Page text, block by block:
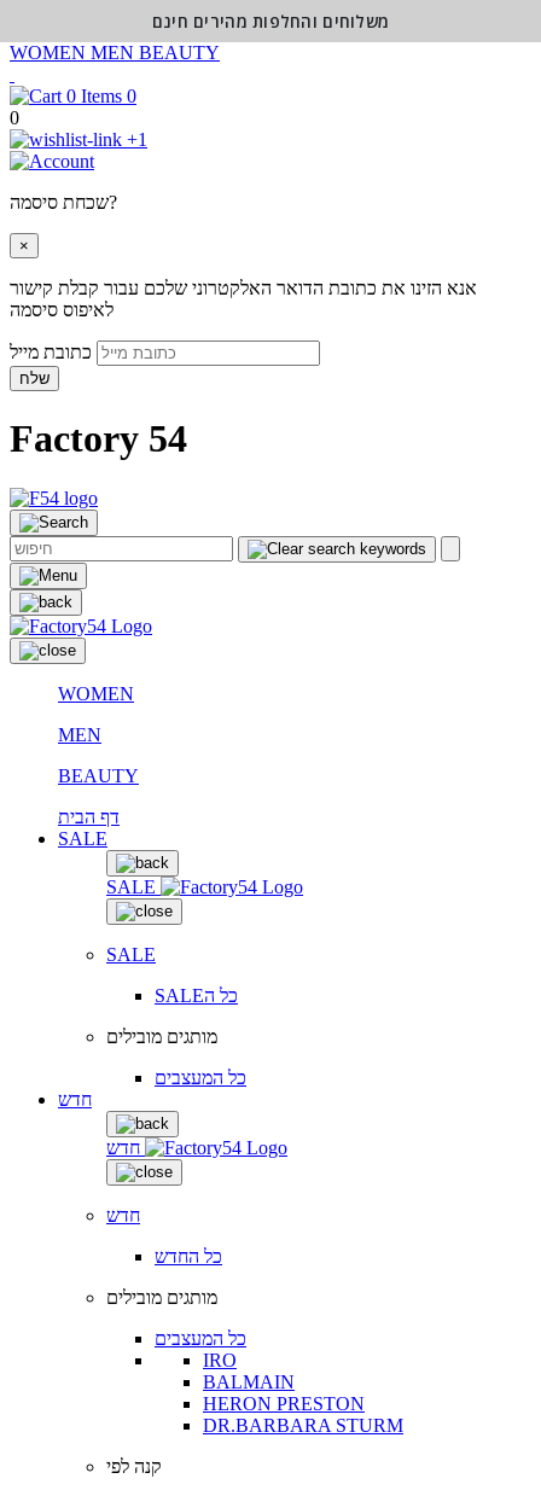
WOMEN MEN BEAUTY
0
0
+1
שכחת סיסמה?
×
אנא הזינו את כתובת הדואר האלקטרוני שלכם עבור קבלת קישור
לאיפוס סיסמה
שלח
Factory 54
WOMEN
MEN
BEAUTY
דף הבית
SALE
SALE
SALE
SALEכל ה
מותגים מובילים
כל המעצבים
חדש
חדש
חדש
כל החדש
מותגים מובילים
כל המעצבים
IRO
BALMAIN
HERON PRESTON
DR.BARBARA STURM
קנה לפי
משלוחים והחלפות מהירים חינם